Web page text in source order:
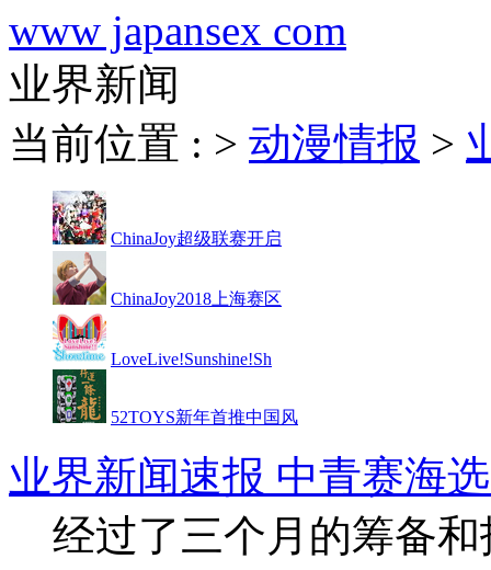
www japansex com
业界新闻
当前位置 : > 动漫情报 >
ChinaJoy超级联赛开启
ChinaJoy2018上海赛区
LoveLive!Sunshine!Sh
52TOYS新年首推中国风
业界新闻速报 中青赛海
经过了三个月的筹备